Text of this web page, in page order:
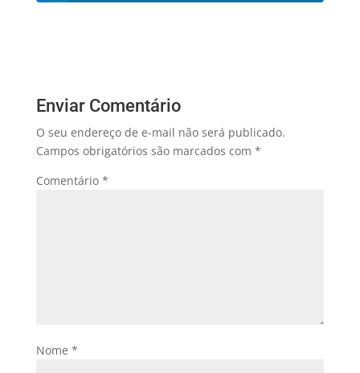
Enviar Comentário
O seu endereço de e-mail não será publicado.
Campos obrigatórios são marcados com *
Comentário *
Nome *